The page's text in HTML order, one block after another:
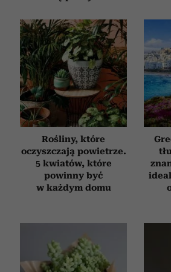
Rośliny, które
oczyszczają powietrze.
5 kwiatów, które
powinny być
w każdym domu